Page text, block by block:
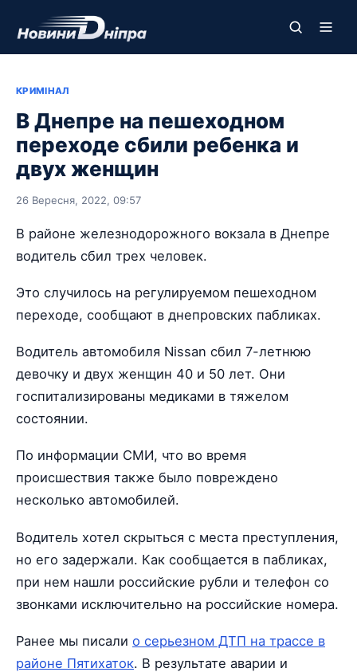
КРИМІНАЛ
В Днепре на пешеходном
переходе сбили ребенка и
двух женщин
26 Вересня, 2022, 09:57
В районе железнодорожного вокзала в Днепре
водитель сбил трех человек.
Это случилось на регулируемом пешеходном
переходе, сообщают в днепровских пабликах.
Водитель автомобиля Nissan сбил 7-летнюю
девочку и двух женщин 40 и 50 лет. Они
госпитализированы медиками в тяжелом
состоянии.
По информации СМИ, что во время
происшествия также было повреждено
несколько автомобилей.
Водитель хотел скрыться с места преступления,
но его задержали. Как сообщается в пабликах,
при нем нашли российские рубли и телефон со
звонками исключительно на российские номера.
Ранее мы писали о серьезном ДТП на трассе в
районе Пятихаток. В результате аварии и